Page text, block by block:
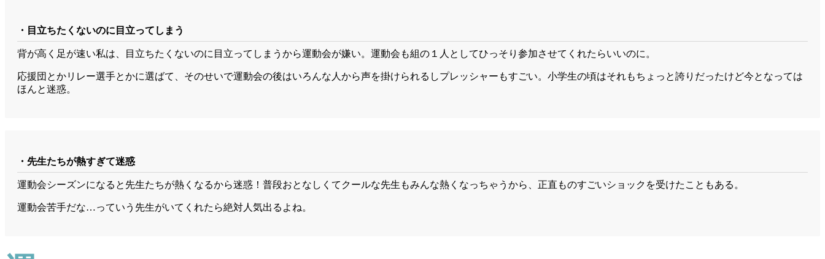
・目立ちたくないのに目立ってしまう
背が高く足が速い私は、目立ちたくないのに目立ってしまうから運動会が嫌い。運動会も組の１人としてひっそり参加させてくれたらいいのに。
応援団とかリレー選手とかに選ばて、そのせいで運動会の後はいろんな人から声を掛けられるしプレッシャーもすごい。小学生の頃はそれもちょっと誇りだったけど今となっては
ほんと迷惑。
・先生たちが熱すぎて迷惑
運動会シーズンになると先生たちが熱くなるから迷惑！普段おとなしくてクールな先生もみんな熱くなっちゃうから、正直ものすごいショックを受けたこともある。
運動会苦手だな…っていう先生がいてくれたら絶対人気出るよね。